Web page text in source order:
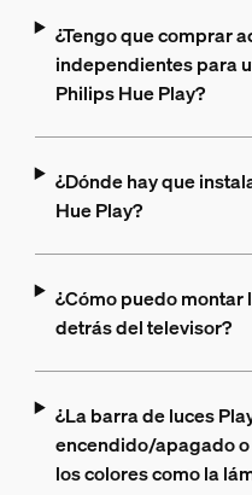
¿Tengo que comprar
independientes para
Philips Hue Play?
¿Dónde hay que
Hue Play?
¿Cómo puedo montar
detrás del televisor?
¿La barra de luces
encendido/apagado
los colores como la